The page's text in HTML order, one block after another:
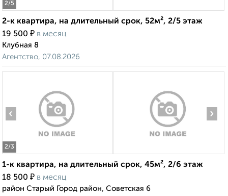
2/5
2-к квартира, на длительный срок, 52м², 2/5 этаж
19 500 ₽ в месяц
Клубная 8
Агентство, 07.08.2026
2/3
‹ ›
1-к квартира, на длительный срок, 45м², 2/6 этаж
18 500 ₽ в месяц
район Старый Город район, Советская 6